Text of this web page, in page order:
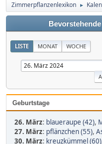
Zimmerpflanzenlexikon ►
LISTE MONAT WOCHE
Geburtstage
26. März: blaueraupe (42),
27. März: pflänzchen (55),
30. März: kreuzkümmel (60)